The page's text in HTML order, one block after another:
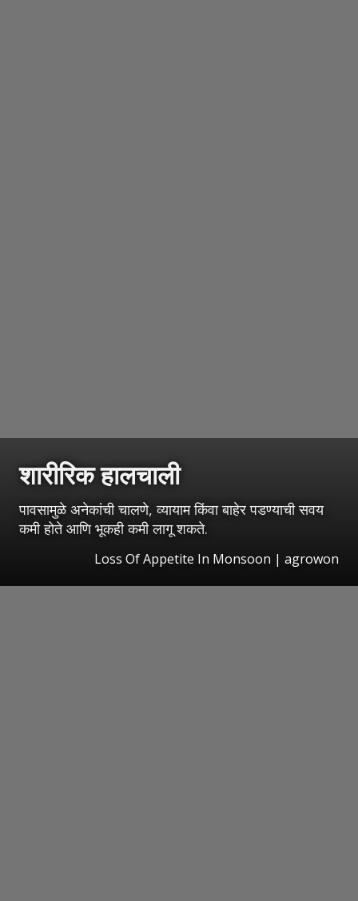
शारीरिक हालचाली
पावसामुळे अनेकांची चालणे, व्यायाम किंवा बाहेर पडण्याची सवय
कमी होते आणि भूकही कमी लागू शकते.
Loss Of Appetite In Monsoon | agrowon